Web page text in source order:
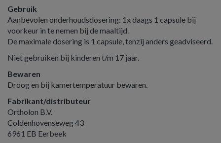
Gebruik
Aanbevolen onderhoudsdosering: 1x daags 1 capsule bij
voorkeur in te nemen bij de maaltijd.
De maximale dosering is 1 capsule, tenzij anders geadviseerd.
Niet gebruiken bij kinderen t/m 17 jaar.
Bewaren
Droog en bij kamertemperatuur bewaren.
Fabrikant/distributeur
Ortholon B.V.
Coldenhovenseweg 43
6961 EB Eerbeek